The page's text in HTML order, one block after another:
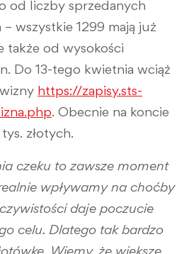
od liczby sprzedanych
wszystkie 1299 mają już
także od wysokości
Do 13-tego kwietnia wciąż
https://zapisy.sts-
. Obecnie na koncie
złotych.
czeku to zawsze moment
wpływamy na choćby
daje poczucie
celu. Dlatego tak bardzo